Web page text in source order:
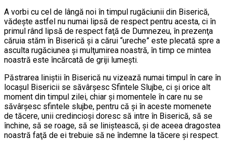
A vorbi cu cel de lângă noi în timpul rugăciunii din Biserică,
vădeşte astfel nu numai lipsă de respect pentru acesta, ci în
primul rând lipsă de respect faţă de Dumnezeu, în prezenţa
căruia stăm în Biserică şi a cărui “ureche” este plecată spre a
asculta rugăciunea şi mulţumirea noastră, în timp ce mintea
noastră este încărcată de griji lumeşti.
Păstrarea liniştii în Biserică nu vizează numai timpul în care în
locaşul Bisericii se săvârşesc Sfintele Slujbe, ci şi orice alt
moment din timpul zilei, chiar şi momentele în care nu se
săvârşesc sfintele slujbe, pentru că şi în aceste momenete
de tăcere, unii credincioşi doresc să intre în Biserică, să se
închine, să se roage, să se liniştească, şi de aceea dragostea
noastră faţă de ei trebuie să ne îndemne la tăcere şi respect.